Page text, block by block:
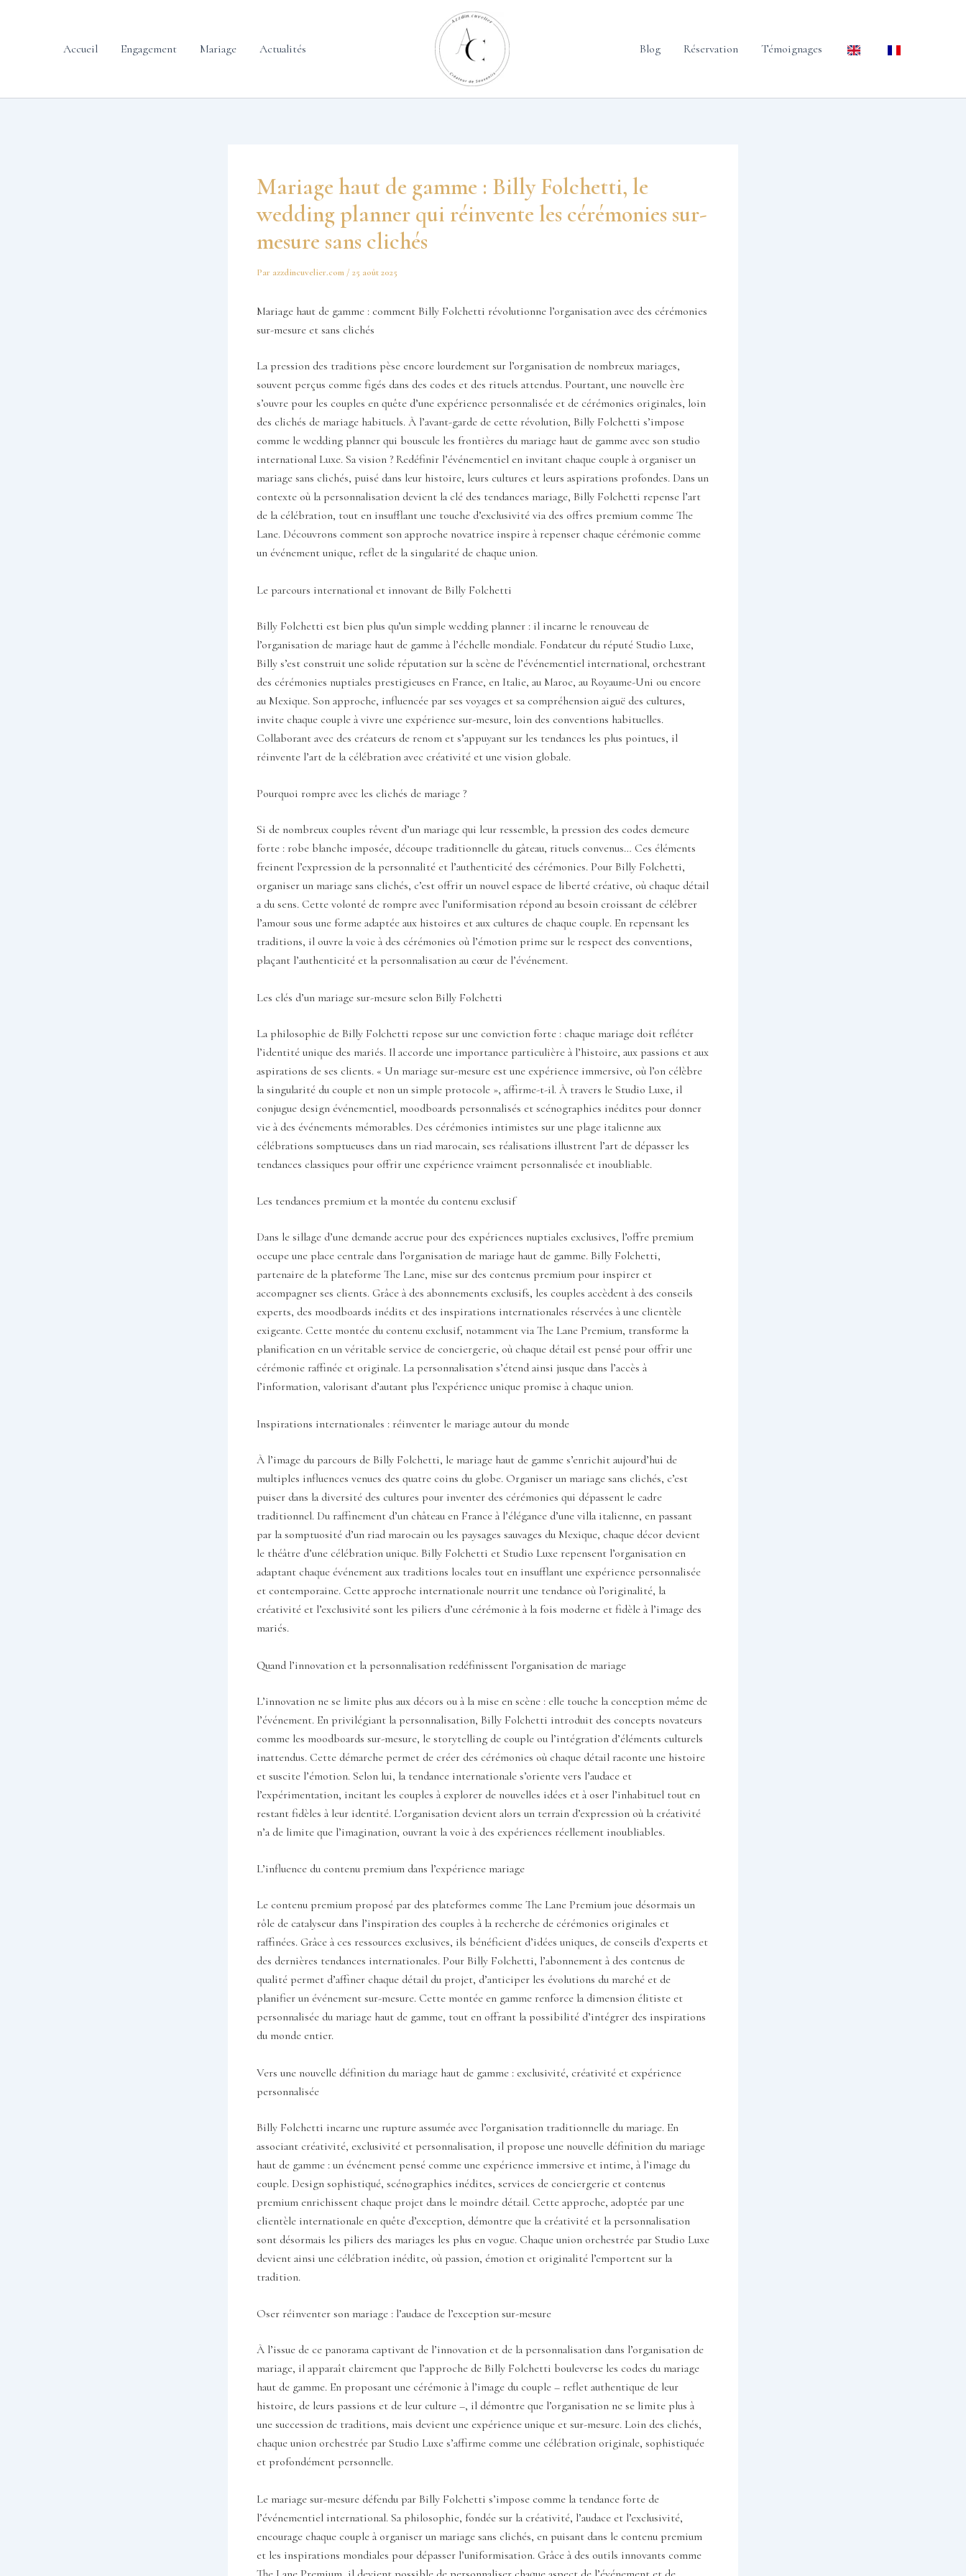
Accueil Engagement Mariage Actualités Blog Réservation Témoignages
Mariage haut de gamme : Billy Folchetti, le
wedding planner qui réinvente les cérémonies sur-
mesure sans clichés
Par azzdincuvelier.com / 25 août 2025
Mariage haut de gamme : comment Billy Folchetti révolutionne l’organisation avec des cérémonies
sur-mesure et sans clichés
La pression des traditions pèse encore lourdement sur l’organisation de nombreux mariages,
souvent perçus comme figés dans des codes et des rituels attendus. Pourtant, une nouvelle ère
s’ouvre pour les couples en quête d’une expérience personnalisée et de cérémonies originales, loin
des clichés de mariage habituels. À l’avant-garde de cette révolution, Billy Folchetti s’impose
comme le wedding planner qui bouscule les frontières du mariage haut de gamme avec son studio
international Luxe. Sa vision ? Redéfinir l’événementiel en invitant chaque couple à organiser un
mariage sans clichés, puisé dans leur histoire, leurs cultures et leurs aspirations profondes. Dans un
contexte où la personnalisation devient la clé des tendances mariage, Billy Folchetti repense l’art
de la célébration, tout en insufflant une touche d’exclusivité via des offres premium comme The
Lane. Découvrons comment son approche novatrice inspire à repenser chaque cérémonie comme
un événement unique, reflet de la singularité de chaque union.
Le parcours international et innovant de Billy Folchetti
Billy Folchetti est bien plus qu’un simple wedding planner : il incarne le renouveau de
l’organisation de mariage haut de gamme à l’échelle mondiale. Fondateur du réputé Studio Luxe,
Billy s’est construit une solide réputation sur la scène de l’événementiel international, orchestrant
des cérémonies nuptiales prestigieuses en France, en Italie, au Maroc, au Royaume-Uni ou encore
au Mexique. Son approche, influencée par ses voyages et sa compréhension aiguë des cultures,
invite chaque couple à vivre une expérience sur-mesure, loin des conventions habituelles.
Collaborant avec des créateurs de renom et s’appuyant sur les tendances les plus pointues, il
réinvente l’art de la célébration avec créativité et une vision globale.
Pourquoi rompre avec les clichés de mariage ?
Si de nombreux couples rêvent d’un mariage qui leur ressemble, la pression des codes demeure
forte : robe blanche imposée, découpe traditionnelle du gâteau, rituels convenus… Ces éléments
freinent l’expression de la personnalité et l’authenticité des cérémonies. Pour Billy Folchetti,
organiser un mariage sans clichés, c’est offrir un nouvel espace de liberté créative, où chaque détail
a du sens. Cette volonté de rompre avec l’uniformisation répond au besoin croissant de célébrer
l’amour sous une forme adaptée aux histoires et aux cultures de chaque couple. En repensant les
traditions, il ouvre la voie à des cérémonies où l’émotion prime sur le respect des conventions,
plaçant l’authenticité et la personnalisation au cœur de l’événement.
Les clés d’un mariage sur-mesure selon Billy Folchetti
La philosophie de Billy Folchetti repose sur une conviction forte : chaque mariage doit refléter
l’identité unique des mariés. Il accorde une importance particulière à l’histoire, aux passions et aux
aspirations de ses clients. « Un mariage sur-mesure est une expérience immersive, où l’on célèbre
la singularité du couple et non un simple protocole », affirme-t-il. À travers le Studio Luxe, il
conjugue design événementiel, moodboards personnalisés et scénographies inédites pour donner
vie à des événements mémorables. Des cérémonies intimistes sur une plage italienne aux
célébrations somptueuses dans un riad marocain, ses réalisations illustrent l’art de dépasser les
tendances classiques pour offrir une expérience vraiment personnalisée et inoubliable.
Les tendances premium et la montée du contenu exclusif
Dans le sillage d’une demande accrue pour des expériences nuptiales exclusives, l’offre premium
occupe une place centrale dans l’organisation de mariage haut de gamme. Billy Folchetti,
partenaire de la plateforme The Lane, mise sur des contenus premium pour inspirer et
accompagner ses clients. Grâce à des abonnements exclusifs, les couples accèdent à des conseils
experts, des moodboards inédits et des inspirations internationales réservées à une clientèle
exigeante. Cette montée du contenu exclusif, notamment via The Lane Premium, transforme la
planification en un véritable service de conciergerie, où chaque détail est pensé pour offrir une
cérémonie raffinée et originale. La personnalisation s’étend ainsi jusque dans l’accès à
l’information, valorisant d’autant plus l’expérience unique promise à chaque union.
Inspirations internationales : réinventer le mariage autour du monde
À l’image du parcours de Billy Folchetti, le mariage haut de gamme s’enrichit aujourd’hui de
multiples influences venues des quatre coins du globe. Organiser un mariage sans clichés, c’est
puiser dans la diversité des cultures pour inventer des cérémonies qui dépassent le cadre
traditionnel. Du raffinement d’un château en France à l’élégance d’une villa italienne, en passant
par la somptuosité d’un riad marocain ou les paysages sauvages du Mexique, chaque décor devient
le théâtre d’une célébration unique. Billy Folchetti et Studio Luxe repensent l’organisation en
adaptant chaque événement aux traditions locales tout en insufflant une expérience personnalisée
et contemporaine. Cette approche internationale nourrit une tendance où l’originalité, la
créativité et l’exclusivité sont les piliers d’une cérémonie à la fois moderne et fidèle à l’image des
mariés.
Quand l’innovation et la personnalisation redéfinissent l’organisation de mariage
L’innovation ne se limite plus aux décors ou à la mise en scène : elle touche la conception même de
l’événement. En privilégiant la personnalisation, Billy Folchetti introduit des concepts novateurs
comme les moodboards sur-mesure, le storytelling de couple ou l’intégration d’éléments culturels
inattendus. Cette démarche permet de créer des cérémonies où chaque détail raconte une histoire
et suscite l’émotion. Selon lui, la tendance internationale s’oriente vers l’audace et
l’expérimentation, incitant les couples à explorer de nouvelles idées et à oser l’inhabituel tout en
restant fidèles à leur identité. L’organisation devient alors un terrain d’expression où la créativité
n’a de limite que l’imagination, ouvrant la voie à des expériences réellement inoubliables.
L’influence du contenu premium dans l’expérience mariage
Le contenu premium proposé par des plateformes comme The Lane Premium joue désormais un
rôle de catalyseur dans l’inspiration des couples à la recherche de cérémonies originales et
raffinées. Grâce à ces ressources exclusives, ils bénéficient d’idées uniques, de conseils d’experts et
des dernières tendances internationales. Pour Billy Folchetti, l’abonnement à des contenus de
qualité permet d’affiner chaque détail du projet, d’anticiper les évolutions du marché et de
planifier un événement sur-mesure. Cette montée en gamme renforce la dimension élitiste et
personnalisée du mariage haut de gamme, tout en offrant la possibilité d’intégrer des inspirations
du monde entier.
Vers une nouvelle définition du mariage haut de gamme : exclusivité, créativité et expérience
personnalisée
Billy Folchetti incarne une rupture assumée avec l’organisation traditionnelle du mariage. En
associant créativité, exclusivité et personnalisation, il propose une nouvelle définition du mariage
haut de gamme : un événement pensé comme une expérience immersive et intime, à l’image du
couple. Design sophistiqué, scénographies inédites, services de conciergerie et contenus
premium enrichissent chaque projet dans le moindre détail. Cette approche, adoptée par une
clientèle internationale en quête d’exception, démontre que la créativité et la personnalisation
sont désormais les piliers des mariages les plus en vogue. Chaque union orchestrée par Studio Luxe
devient ainsi une célébration inédite, où passion, émotion et originalité l’emportent sur la
tradition.
Oser réinventer son mariage : l’audace de l’exception sur-mesure
À l’issue de ce panorama captivant de l’innovation et de la personnalisation dans l’organisation de
mariage, il apparaît clairement que l’approche de Billy Folchetti bouleverse les codes du mariage
haut de gamme. En proposant une cérémonie à l’image du couple – reflet authentique de leur
histoire, de leurs passions et de leur culture –, il démontre que l’organisation ne se limite plus à
une succession de traditions, mais devient une expérience unique et sur-mesure. Loin des clichés,
chaque union orchestrée par Studio Luxe s’affirme comme une célébration originale, sophistiquée
et profondément personnelle.
Le mariage sur-mesure défendu par Billy Folchetti s’impose comme la tendance forte de
l’événementiel international. Sa philosophie, fondée sur la créativité, l’audace et l’exclusivité,
encourage chaque couple à organiser un mariage sans clichés, en puisant dans le contenu premium
et les inspirations mondiales pour dépasser l’uniformisation. Grâce à des outils innovants comme